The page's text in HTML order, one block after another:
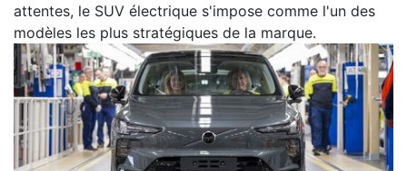
attentes, le SUV électrique s'impose comme l'un des
modèles les plus stratégiques de la marque.